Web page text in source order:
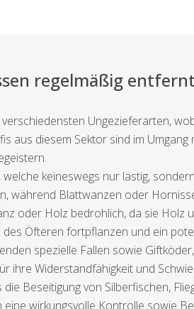
regelmäßig
Ungezieferarten,
diesem Sektor sind im Umgang
keineswegs nur lästig,
während Blattwanzen oder
oder Holz bedrohlich, da sie Holz
Öfteren fortpflanzen und ein
spezielle Fallen sowie
ihre Widerstandfähigkeit und
Beseitigung von Silberfischen,
wirkungsvolle Kontrolle sowie